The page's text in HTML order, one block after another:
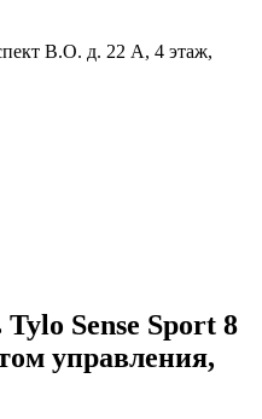
В.О. д. 22 А, 4 этаж,
Sense Sport 8
управления,